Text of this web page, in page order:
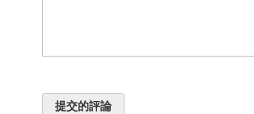
提交的評論